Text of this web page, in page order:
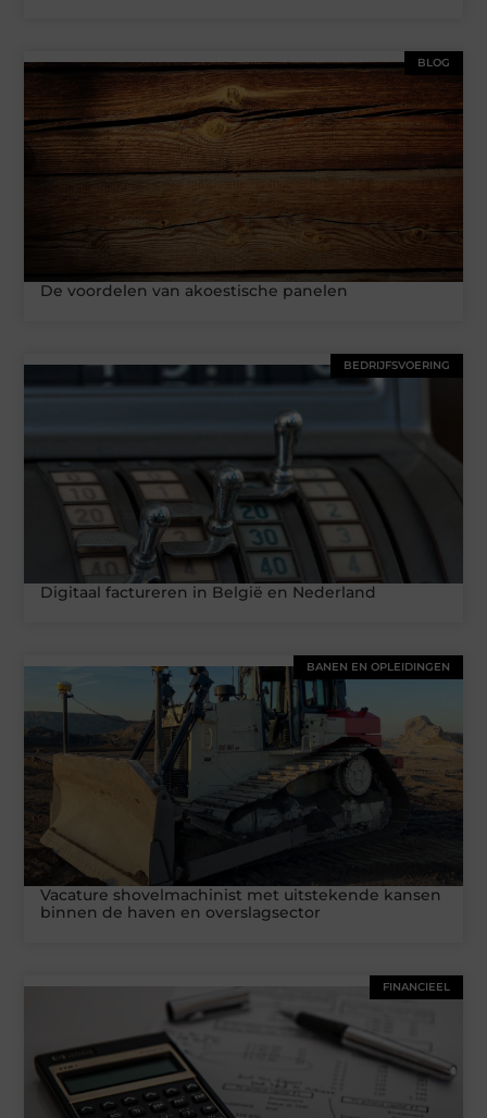
BLOG
De voordelen van akoestische panelen
BEDRIJFSVOERING
Digitaal factureren in België en Nederland
BANEN EN OPLEIDINGEN
Vacature shovelmachinist met uitstekende kansen
binnen de haven en overslagsector
FINANCIEEL